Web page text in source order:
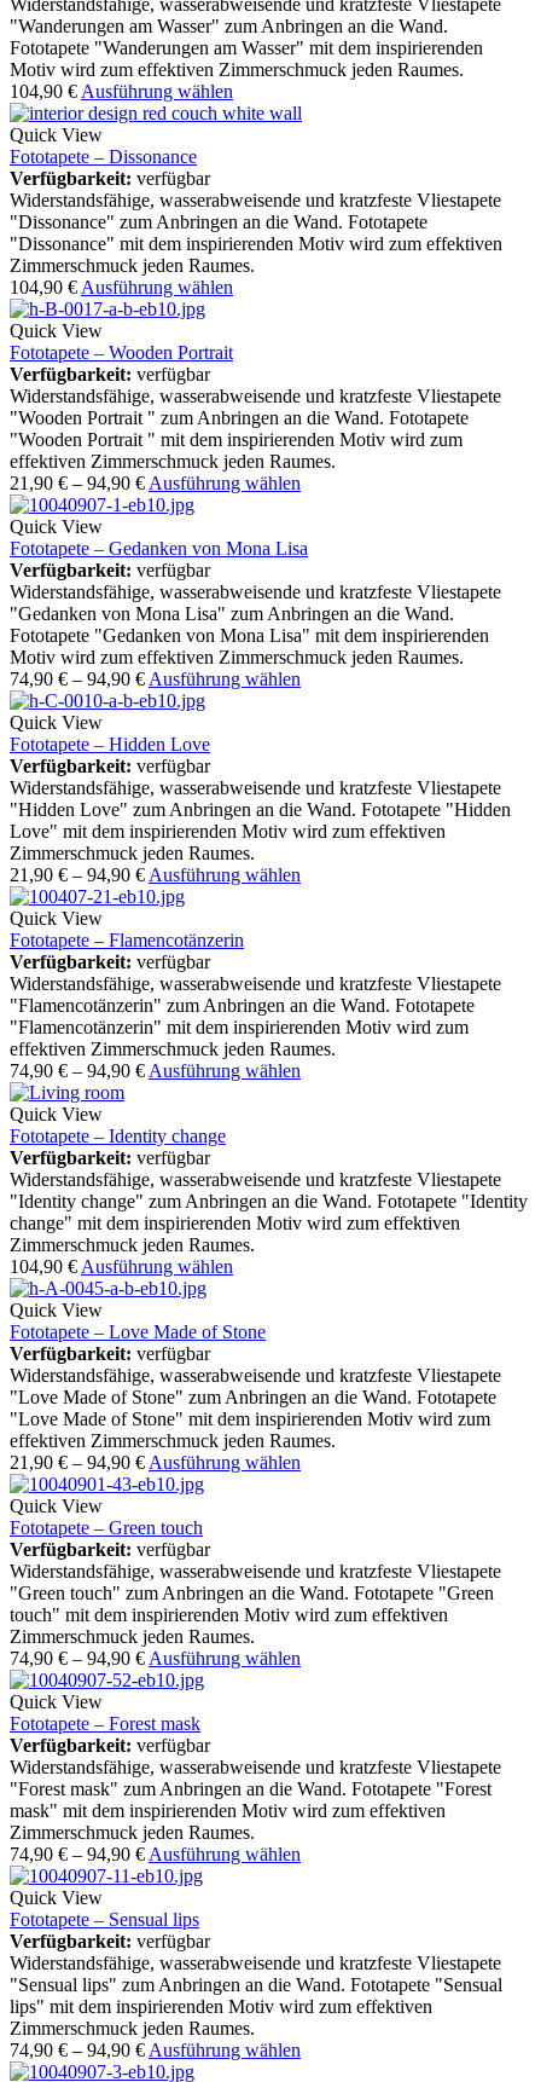
Widerstandsfähige, wasserabweisende und kratzfeste Vliestapete
"Wanderungen am Wasser" zum Anbringen an die Wand.
Fototapete "Wanderungen am Wasser" mit dem inspirierenden
Motiv wird zum effektiven Zimmerschmuck jeden Raumes.
104,90 € Ausführung wählen
Quick View
Fototapete – Dissonance
Verfügbarkeit: verfügbar
Widerstandsfähige, wasserabweisende und kratzfeste Vliestapete
"Dissonance" zum Anbringen an die Wand. Fototapete
"Dissonance" mit dem inspirierenden Motiv wird zum effektiven
Zimmerschmuck jeden Raumes.
104,90 € Ausführung wählen
Quick View
Fototapete – Wooden Portrait
Verfügbarkeit: verfügbar
Widerstandsfähige, wasserabweisende und kratzfeste Vliestapete
"Wooden Portrait " zum Anbringen an die Wand. Fototapete
"Wooden Portrait " mit dem inspirierenden Motiv wird zum
effektiven Zimmerschmuck jeden Raumes.
21,90 € – 94,90 € Ausführung wählen
Quick View
Fototapete – Gedanken von Mona Lisa
Verfügbarkeit: verfügbar
Widerstandsfähige, wasserabweisende und kratzfeste Vliestapete
"Gedanken von Mona Lisa" zum Anbringen an die Wand.
Fototapete "Gedanken von Mona Lisa" mit dem inspirierenden
Motiv wird zum effektiven Zimmerschmuck jeden Raumes.
74,90 € – 94,90 € Ausführung wählen
Quick View
Fototapete – Hidden Love
Verfügbarkeit: verfügbar
Widerstandsfähige, wasserabweisende und kratzfeste Vliestapete
"Hidden Love" zum Anbringen an die Wand. Fototapete "Hidden
Love" mit dem inspirierenden Motiv wird zum effektiven
Zimmerschmuck jeden Raumes.
21,90 € – 94,90 € Ausführung wählen
Quick View
Fototapete – Flamencotänzerin
Verfügbarkeit: verfügbar
Widerstandsfähige, wasserabweisende und kratzfeste Vliestapete
"Flamencotänzerin" zum Anbringen an die Wand. Fototapete
"Flamencotänzerin" mit dem inspirierenden Motiv wird zum
effektiven Zimmerschmuck jeden Raumes.
74,90 € – 94,90 € Ausführung wählen
Quick View
Fototapete – Identity change
Verfügbarkeit: verfügbar
Widerstandsfähige, wasserabweisende und kratzfeste Vliestapete
"Identity change" zum Anbringen an die Wand. Fototapete "Identity
change" mit dem inspirierenden Motiv wird zum effektiven
Zimmerschmuck jeden Raumes.
104,90 € Ausführung wählen
Quick View
Fototapete – Love Made of Stone
Verfügbarkeit: verfügbar
Widerstandsfähige, wasserabweisende und kratzfeste Vliestapete
"Love Made of Stone" zum Anbringen an die Wand. Fototapete
"Love Made of Stone" mit dem inspirierenden Motiv wird zum
effektiven Zimmerschmuck jeden Raumes.
21,90 € – 94,90 € Ausführung wählen
Quick View
Fototapete – Green touch
Verfügbarkeit: verfügbar
Widerstandsfähige, wasserabweisende und kratzfeste Vliestapete
"Green touch" zum Anbringen an die Wand. Fototapete "Green
touch" mit dem inspirierenden Motiv wird zum effektiven
Zimmerschmuck jeden Raumes.
74,90 € – 94,90 € Ausführung wählen
Quick View
Fototapete – Forest mask
Verfügbarkeit: verfügbar
Widerstandsfähige, wasserabweisende und kratzfeste Vliestapete
"Forest mask" zum Anbringen an die Wand. Fototapete "Forest
mask" mit dem inspirierenden Motiv wird zum effektiven
Zimmerschmuck jeden Raumes.
74,90 € – 94,90 € Ausführung wählen
Quick View
Fototapete – Sensual lips
Verfügbarkeit: verfügbar
Widerstandsfähige, wasserabweisende und kratzfeste Vliestapete
"Sensual lips" zum Anbringen an die Wand. Fototapete "Sensual
lips" mit dem inspirierenden Motiv wird zum effektiven
Zimmerschmuck jeden Raumes.
74,90 € – 94,90 € Ausführung wählen